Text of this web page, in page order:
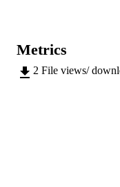
UNIT
LANGUAGE
Metrics
2 File views/